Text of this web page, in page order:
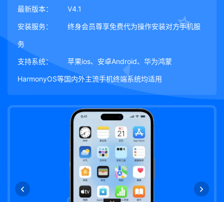
最新版本： V4.1
安装服务： 终身会员尊享免费代为操作安装对方手机服
务
支持系统： 苹果ios、安卓Android、华为鸿蒙
HarmonyOS等国内外主流手机终端系统均适用